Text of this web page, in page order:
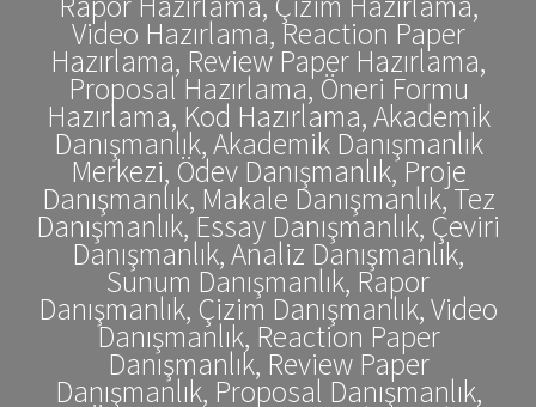
Video Hazırlama, Reaction Paper
Hazırlama, Review Paper Hazırlama,
Proposal Hazırlama, Öneri Formu
Hazırlama, Kod Hazırlama, Akademik
Danışmanlık, Akademik Danışmanlık
Merkezi, Ödev Danışmanlık, Proje
Danışmanlık, Makale Danışmanlık, Tez
Danışmanlık, Essay Danışmanlık, Çeviri
Danışmanlık, Analiz Danışmanlık,
Sunum Danışmanlık, Rapor
Danışmanlık, Çizim Danışmanlık, Video
Danışmanlık, Reaction Paper
Danışmanlık, Review Paper
Danışmanlık, Proposal Danışmanlık,